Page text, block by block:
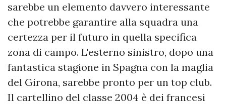
sarebbe un elemento davvero interessante
che potrebbe garantire alla squadra una
certezza per il futuro in quella specifica
zona di campo. L'esterno sinistro, dopo una
fantastica stagione in Spagna con la maglia
del Girona, sarebbe pronto per un top club.
Il cartellino del classe 2004 è dei francesi